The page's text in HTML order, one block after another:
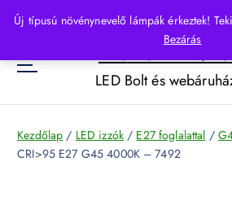
Új típusú növénynevelő lámpák érkeztek!
Bezárás
p
o
LED Bolt és
Kezdőlap / LED izzók/ E27 foglalattal /
CRI>95 E27 G45 4000K – 7492